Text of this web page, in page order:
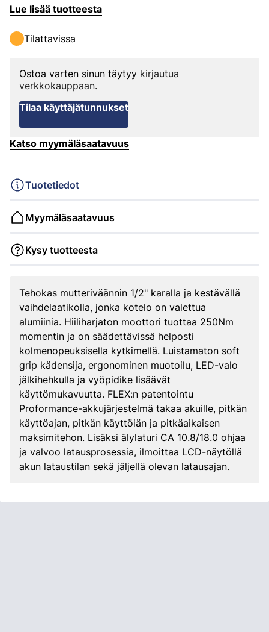
Lue lisää tuotteesta
Tilattavissa
Ostoa varten sinun täytyy kirjautua
verkkokauppaan.
Tilaa käyttäjätunnukset
Katso myymäläsaatavuus
Tuotetiedot
Myymäläsaatavuus
Kysy tuotteesta
Tehokas mutteriväännin 1/2" karalla ja kestävällä
vaihdelaatikolla, jonka kotelo on valettua
alumiinia. Hiiliharjaton moottori tuottaa 250Nm
momentin ja on säädettävissä helposti
kolmenopeuksisella kytkimellä. Luistamaton soft
grip kädensija, ergonominen muotoilu, LED-valo
jälkihehkulla ja vyöpidike lisäävät
käyttömukavuutta. FLEX:n patentointu
Proformance-akkujärjestelmä takaa akuille, pitkän
käyttöajan, pitkän käyttöiän ja pitkäaikaisen
maksimitehon. Lisäksi älylaturi CA 10.8/18.0 ohjaa
ja valvoo latausprosessia, ilmoittaa LCD-näytöllä
akun lataustilan sekä jäljellä olevan latausajan.